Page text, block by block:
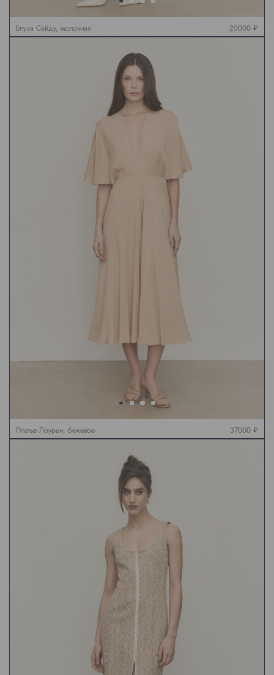
Блуза Сейду, молочная 20000 ₽
Платье Лоурен, бежевое 37000 ₽